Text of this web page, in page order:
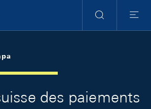
Ricerca
Menu
des paiements